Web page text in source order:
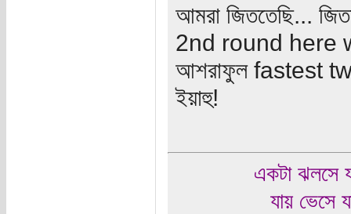
আমরা জিততেছি...
2nd round here
আশরাফুল fastest
ইয়াহু!
একটা ঝলসে
যায় ভেসে